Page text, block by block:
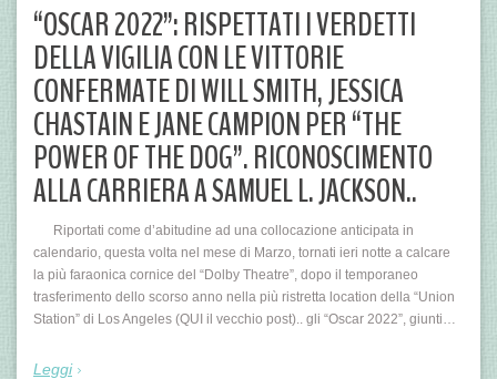
“OSCAR 2022”: RISPETTATI I VERDETTI
DELLA VIGILIA CON LE VITTORIE
CONFERMATE DI WILL SMITH, JESSICA
CHASTAIN E JANE CAMPION PER “THE
POWER OF THE DOG”. RICONOSCIMENTO
ALLA CARRIERA A SAMUEL L. JACKSON..
Riportati come d’abitudine ad una collocazione anticipata in
calendario, questa volta nel mese di Marzo, tornati ieri notte a calcare
la più faraonica cornice del “Dolby Theatre”, dopo il temporaneo
trasferimento dello scorso anno nella più ristretta location della “Union
Station” di Los Angeles (QUI il vecchio post).. gli “Oscar 2022”, giunti…
Leggi